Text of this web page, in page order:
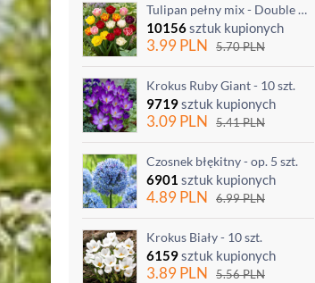
Tulipan pełny mix - Double mix - 5 szt.
10156sztuk kupionych
3.99PLN 5.70PLN
Krokus Ruby Giant - 10 szt.
9719sztuk kupionych
3.09PLN 5.41PLN
Czosnek błękitny - op. 5 szt.
6901 sztuk kupionych
4.89PLN 6.99PLN
Krokus Biały - 10 szt.
6159sztuk kupionych
3.89PLN 5.56PLN